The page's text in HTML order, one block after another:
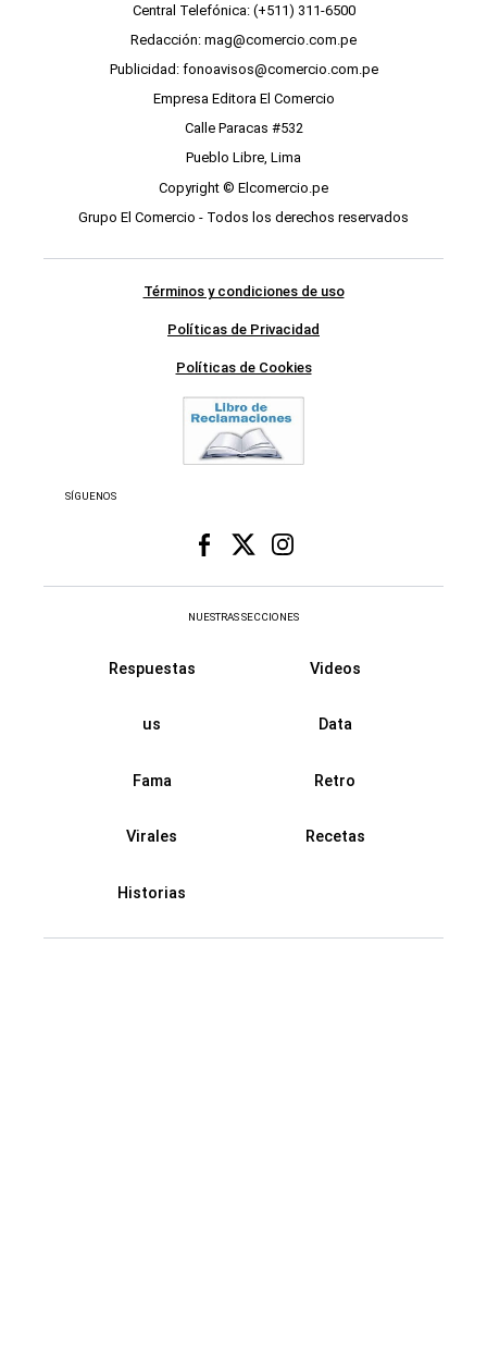
Central Telefónica: (+511) 311-6500
Redacción: mag@comercio.com.pe
Publicidad: fonoavisos@comercio.com.pe
Empresa Editora El Comercio
Calle Paracas #532
Pueblo Libre, Lima
Copyright © Elcomercio.pe
Grupo El Comercio - Todos los derechos reservados
Términos y condiciones de uso
Políticas de Privacidad
Políticas de Cookies
SÍGUENOS
NUESTRAS SECCIONES
Respuestas Videos
us Data
Fama Retro
Virales Recetas
Historias